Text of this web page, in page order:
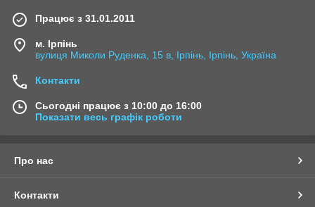
Працює з 31.01.2011
м. Ірпінь
вулиця Миколи Руденка, 15 в, Ірпінь, Ірпінь, Україна
Контакти
Сьогодні працює з 10:00 до 16:00
Показати весь графік роботи
Про нас
Контакти